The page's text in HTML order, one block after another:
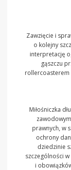
Zawzięcie i
o kolejny
interpretację
gąszczu
rollercoasterem
Miłośniczka
prawnych, w
ochrony
dziedzinie
szczególności
i